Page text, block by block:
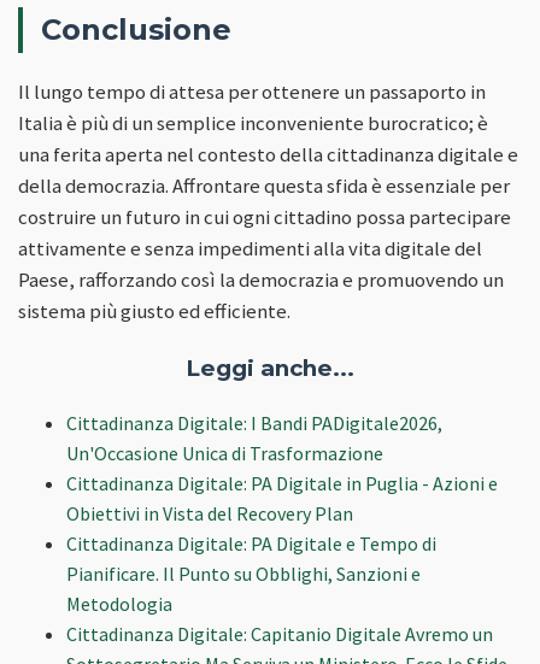
Conclusione
Il lungo tempo di attesa per ottenere un passaporto in
Italia è più di un semplice inconveniente burocratico; è
una ferita aperta nel contesto della cittadinanza digitale e
della democrazia. Affrontare questa sfida è essenziale per
costruire un futuro in cui ogni cittadino possa partecipare
attivamente e senza impedimenti alla vita digitale del
Paese, rafforzando così la democrazia e promuovendo un
sistema più giusto ed efficiente.
Leggi anche...
Cittadinanza Digitale: I Bandi PADigitale2026,
Un'Occasione Unica di Trasformazione
Cittadinanza Digitale: PA Digitale in Puglia - Azioni e
Obiettivi in Vista del Recovery Plan
Cittadinanza Digitale: PA Digitale e Tempo di
Pianificare. Il Punto su Obblighi, Sanzioni e
Metodologia
Cittadinanza Digitale: Capitanio Digitale Avremo un